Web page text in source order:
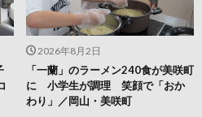
2026年8月2日
「一蘭」のラーメン240食が美咲町
に 小学生が調理 笑顔で「おか
わり」／岡山・美咲町